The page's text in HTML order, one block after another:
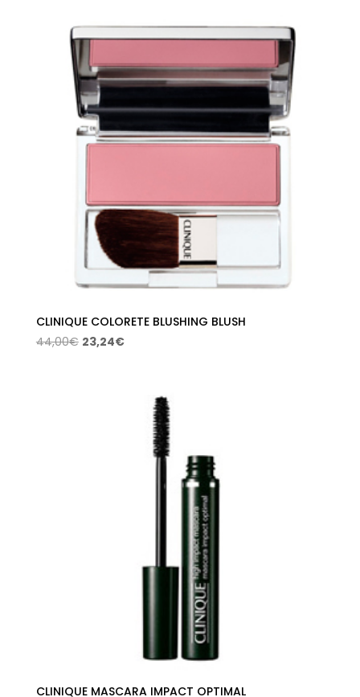
desde
18,32€
hasta
22,71€
CLINIQUE COLORETE BLUSHING BLUSH
44,00€ El
23,24€El
23,24€.
CLINIQUE MASCARA IMPACT OPTIMAL